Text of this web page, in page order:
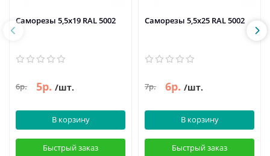
Саморезы 5,5х19 RAL 5002
6р. 5р. /шт.
В корзину
Быстрый заказ
Саморезы 5,5х25 RAL 5002
7р. 6р. /шт.
В корзину
Быстрый заказ